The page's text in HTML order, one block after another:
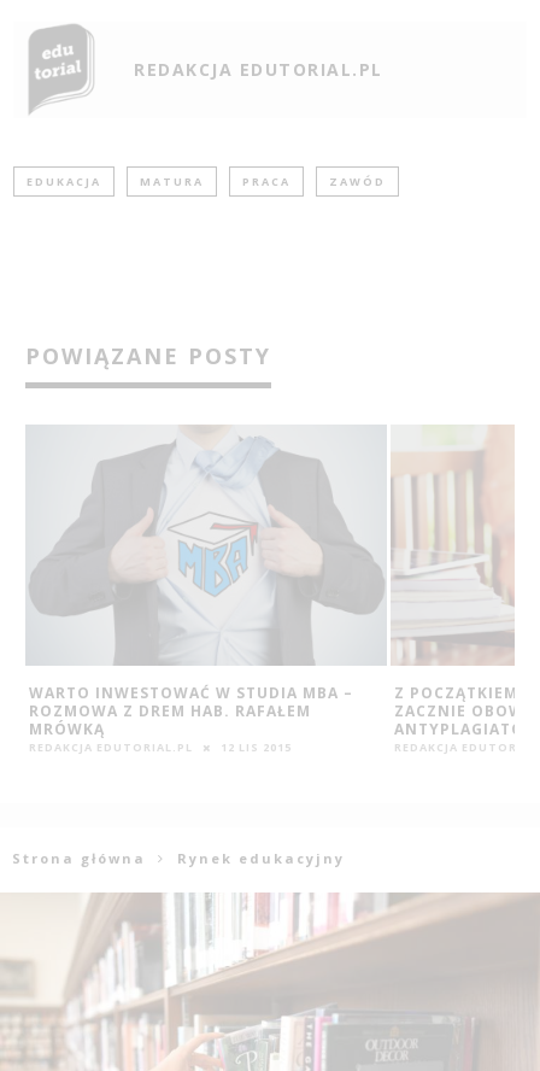
REDAKCJA EDUTORIAL.PL
EDUKACJA MATURA PRACA ZAWÓD
POWIĄZANE POSTY
Z POCZĄTKIEM ROKU AKADEMICKIEGO
ZACZNIE OBOWIĄZYWAĆ NOWY SYSTEM
ANTYPLAGIATOWY
REDAKCJA EDUTORIAL.PL 11 CZE 2018
8
JĘZYKÓW
REDAKCJA
Strona główna Rynek edukacyjny